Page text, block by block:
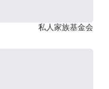
私人家族基金会